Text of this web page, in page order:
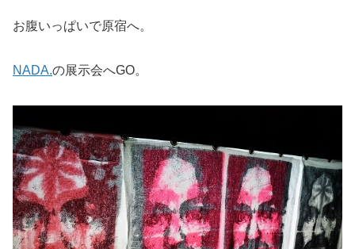
お腹いっぱいで原宿へ。
NADA.の展示会へGO。